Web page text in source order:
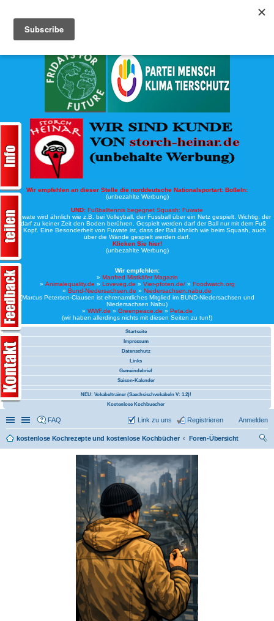
Wir empfehlen an dieser Stelle die norddeutsche Nationalsportart: Boßeln:
(unbezahlte Werbung)
UND: Fußballtennis begegnet Squash: Fuwate
Bei Fuwate wird ähnlich wie z.B. bei Volleyball, der Fussball über ein Netz gespielt. Wichtig: der
Ball darf zu keiner Zeit den Boden berühren. Gespielt werden darf der Ball nur mit dem Fuß
oder Kopf. Eine Besonderheit von Fuwate ist, dass der Ball ähnlich wie beim Squash, auch
über die Wände gespielt werden darf.
Klicken Sie hier!
(unbezahlte Werbung)
Wir empfehlen:
» Manfred Mistkäfer Magazin
» Animalequality.de » Loveveg.de » Vier-pfoten.de/» Foodwatch.org
» Bund-Niedersachsen.de » Niedersachsen.nabu.de
(Marcus Petersen-Clausen ist ehrenamtliches Mitglied im BUND-Niedersachsen und
Niedersachsen Nabu)
» WWF.de » Greenpeace.de » Peta.de
(wir haben allerdings nichts mit diesen Seiten zu tun!)
Startseite
Impressum
Datenschutz
Links
Gemeindebrief
Saison-Kalender
NEU: Vokabeltrainer (Saechsischvokabeln V: 1.2)!
Kostenlose Kochbuecher
Schnellzugriff
Linkliste
FAQ Anmelden
Registrieren
Link zu uns
kostenlose Kochrezepte und kostenlose Kochbücher
Foren-Übersicht